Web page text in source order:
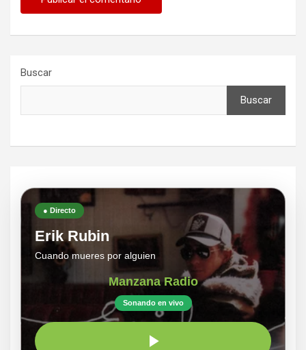
Buscar
Buscar
● Directo
Erik Rubin
Cuando mueres por alguien
Manzana Radio
Sonando en vivo